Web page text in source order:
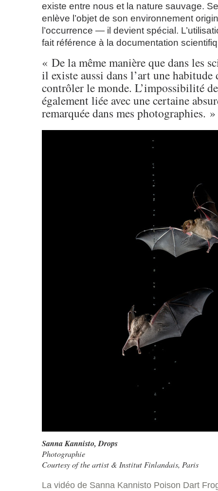
existe entre nous et la nature sauvage.
enlève l’objet de son environnement
l’occurrence — il devient spécial.
fait référence à la documentation
« De la même manière que dans les
il existe aussi dans l’art une habitude
contrôler le monde. L’impossibilité
également liée avec une certaine
remarquée dans mes photographies. »
Sanna Kannisto,Drops
Photographie
Courtesy of the artist & Institut Finlandais, Paris
La vidéo de Sanna Kannisto Poison Dart